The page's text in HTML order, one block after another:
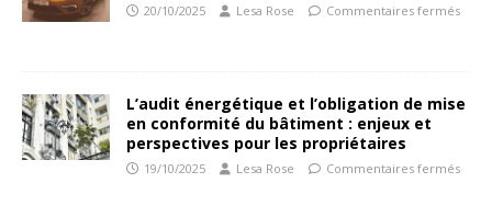
20/10/2025 Lesa Rose Commentaires fermés
L’audit énergétique et l’obligation de mise
en conformité du bâtiment : enjeux et
perspectives pour les propriétaires
19/10/2025 Lesa Rose Commentaires fermés